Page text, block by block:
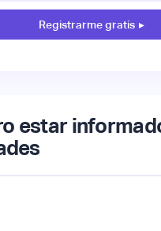
Registrarme gratis ▸
estar